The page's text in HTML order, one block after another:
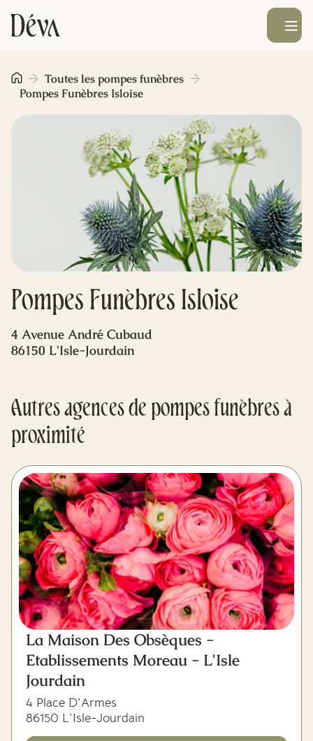
Obsèques
Monument funéraire
Livraison de fleurs
Ouvrir le
Pompes Funèbres Isloise
Toutes les pompes funèbres
Pompes Funèbres Isloise
4 Avenue André Cubaud
86150 L'Isle-Jourdain
Autres agences de pompes funèbres à
proximité
La Maison Des Obsèques -
Etablissements Moreau - L'Isle
Jourdain
4 Place D'Armes
86150 L'Isle-Jourdain